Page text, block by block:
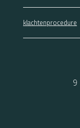
klachtenprocedure
9